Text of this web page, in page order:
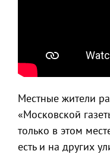
Местные жители
«Московской
только в этом
есть и на других